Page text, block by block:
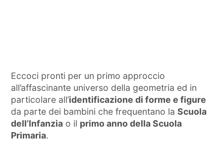
Eccoci pronti per un primo approccio
all’affascinante universo della geometria ed in
particolare all’identificazione di forme e figure
da parte dei bambini che frequentano laScuola
dell’Infanzia o il primo anno della Scuola
Primaria.